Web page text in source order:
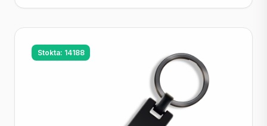
Stokta: 14188